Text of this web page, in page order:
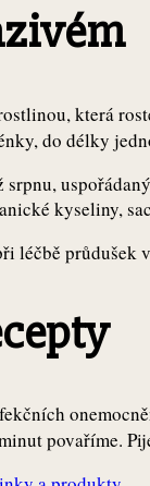
která
do délky
srpnu,
kyseliny,
léčbě průdušek
povaříme.